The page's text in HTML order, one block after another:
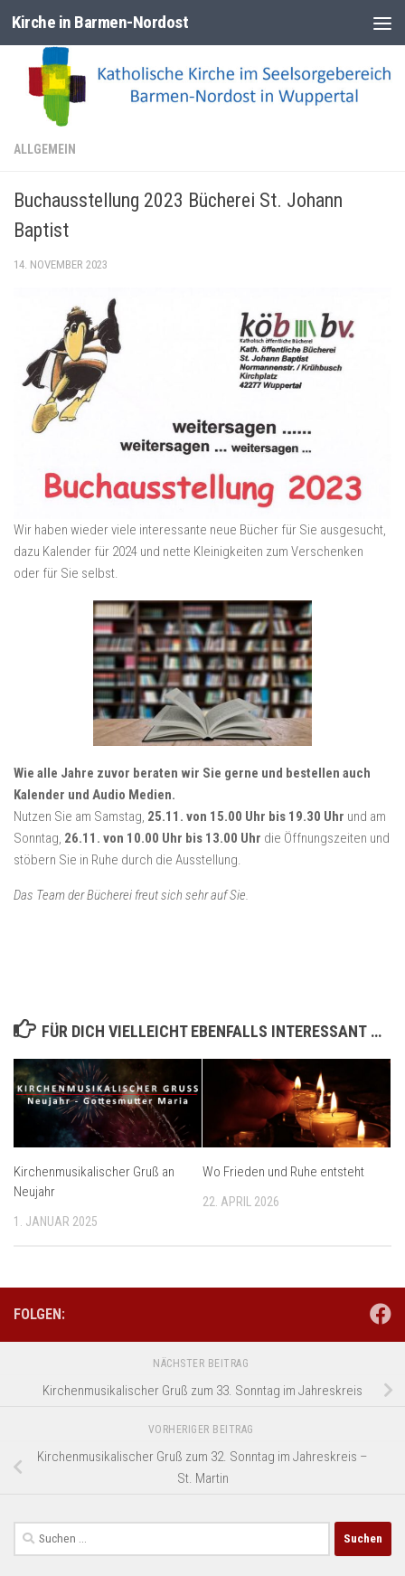
Zum Inhalt springen
Kirche in Barmen-Nordost
ALLGEMEIN
Buchausstellung 2023 Bücherei St. Johann
Baptist
14. NOVEMBER 2023
Wir haben wieder viele interessante neue Bücher für Sie ausgesucht,
dazu Kalender für 2024 und nette Kleinigkeiten zum Verschenken
oder für Sie selbst.
Wie alle Jahre zuvor beraten wir Sie gerne und bestellen auch
Kalender und Audio Medien.
Nutzen Sie am Samstag, 25.11. von 15.00 Uhr bis 19.30 Uhr und am
Sonntag, 26.11. von 10.00 Uhr bis 13.00 Uhr die Öffnungszeiten und
stöbern Sie in Ruhe durch die Ausstellung.
Das Team der Bücherei freut sich sehr auf Sie.
FÜR DICH VIELLEICHT EBENFALLS INTERESSANT …
Kirchenmusikalischer Gruß an
Neujahr
1. JANUAR 2025
Wo Frieden und Ruhe entsteht
22. APRIL 2026
FOLGEN:
NÄCHSTER BEITRAG
Kirchenmusikalischer Gruß zum 33. Sonntag im Jahreskreis
VORHERIGER BEITRAG
Kirchenmusikalischer Gruß zum 32. Sonntag im Jahreskreis –
St. Martin
Suchen
nach: